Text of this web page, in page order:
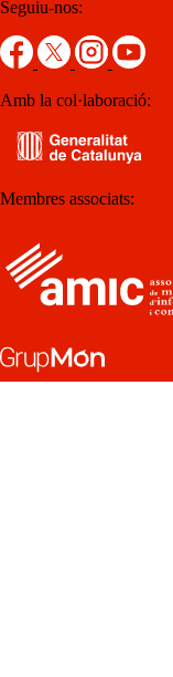
Seguiu-nos:
Amb la col·laboració:
Membres associats: